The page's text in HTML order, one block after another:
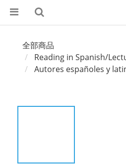
全部商品
Reading in Spanish/
Autores españoles y